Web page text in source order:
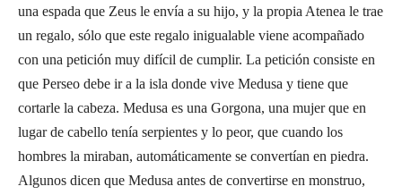
una espada que Zeus le envía a su hijo, y la propia Atenea le trae
un regalo, sólo que este regalo inigualable viene acompañado
con una petición muy difícil de cumplir. La petición consiste en
que Perseo debe ir a la isla donde vive Medusa y tiene que
cortarle la cabeza. Medusa es una Gorgona, una mujer que en
lugar de cabello tenía serpientes y lo peor, que cuando los
hombres la miraban, automáticamente se convertían en piedra.
Algunos dicen que Medusa antes de convertirse en monstruo,